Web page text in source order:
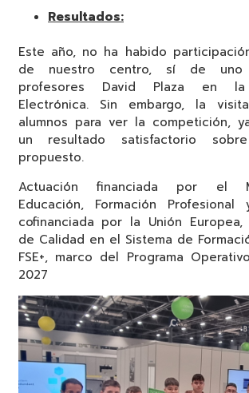
Resultados:
Este año, no ha habido
de nuestro centro, sí de uno
profesores David Plaza en la
Electrónica. Sin embargo, la
alumnos para ver la competición,
un resultado satisfactorio
propuesto.
Actuación financiada por el
Educación, Formación
cofinanciada por la Unión
de Calidad en el Sistema de
FSE+, marco del Programa
2027